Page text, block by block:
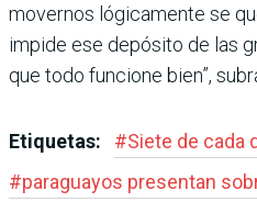
mover­nos lógicamente se
impide ese depósito de las
que todo fun­cione bien”,
Etiquetas: #Siete de cada
#paraguayos presentan